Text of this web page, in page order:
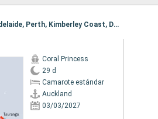
Itinerario : Auckland, Tauranga, Christchurch, Dunedin, Fjordland, Hobart, Adelaide, Perth, Kimberley Coast, Darwin, Bali, Lombok, Singapur
Coral Princess
29 d
Camarote estándar
Auckland
03/03/2027